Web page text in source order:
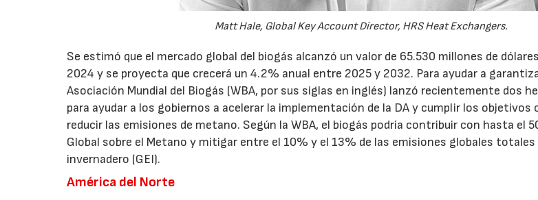
Matt Hale, Global Key Account Director, HRS Heat Exchangers.
Se estimó que el mercado global del biogás alcanzó un valor de 65.530 millones de
2024 y se proyecta que crecerá un 4.2% anual entre 2025 y 2032. Para ayudar a
Asociación Mundial del Biogás (WBA, por sus siglas en inglés) lanzó recientemente dos
para ayudar a los gobiernos a acelerar la implementación de la DA y cumplir los
reducir las emisiones de metano. Según la WBA, el biogás podría contribuir con hasta el
Global sobre el Metano y mitigar entre el 10% y el 13% de las emisiones globales
invernadero (GEI).
América del Norte